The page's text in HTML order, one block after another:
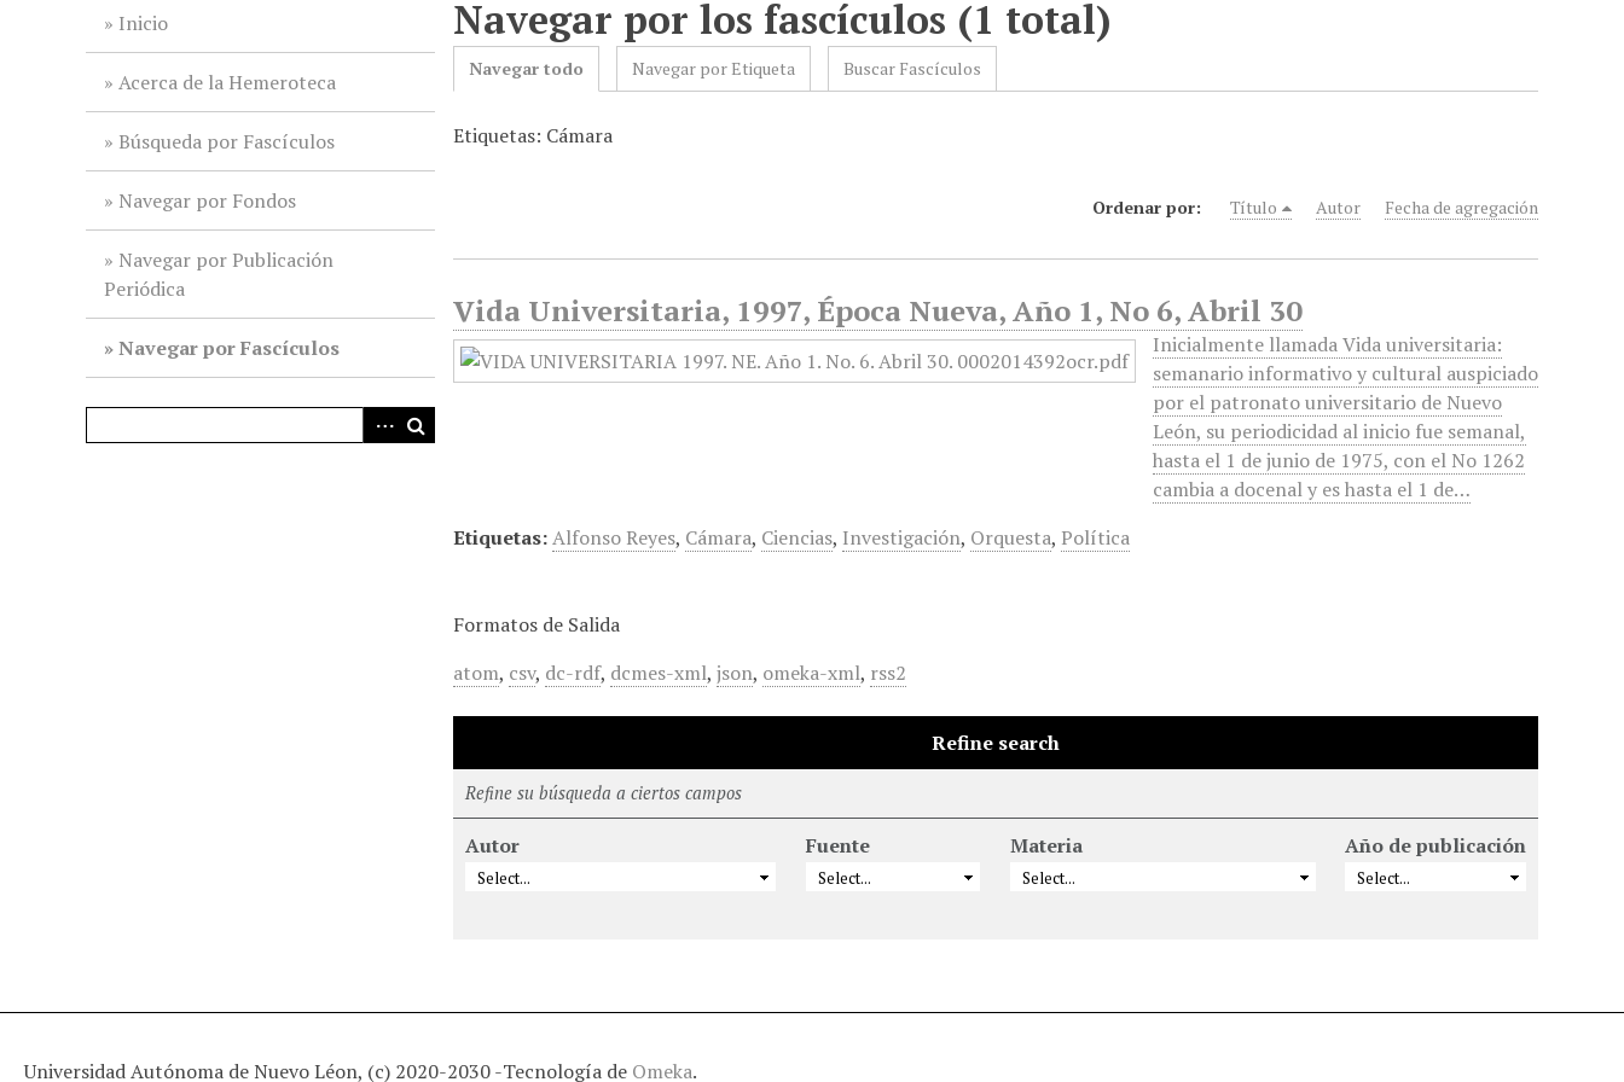
Inicio
Acerca de la Hemeroteca
Búsqueda por Fascículos
Navegar por Fondos
Navegar por Publicación
Periódica
Navegar por Fascículos
Navegar por los fascículos (1 total)
Navegar todo Navegar por Etiqueta Buscar Fascículos
Etiquetas: Cámara
Ordenar por: Título Autor Fecha de agregación
Vida Universitaria, 1997, Época Nueva, Año 1, No 6, Abril 30
Inicialmente llamada Vida universitaria:
semanario informativo y cultural auspiciado
por el patronato universitario de Nuevo
León, su periodicidad al inicio fue semanal,
hasta el 1 de junio de 1975, con el No 1262
cambia a docenal y es hasta el 1 de…
Etiquetas:Alfonso Reyes, Cámara, Ciencias, Investigación, Orquesta, Política
Formatos de Salida
atom, csv, dc-rdf, dcmes-xml,json, omeka-xml, rss2
Refine search
Refine su búsqueda a ciertos campos
Autor Fuente Materia Año de publicación
Universidad Autónoma de Nuevo Léon, (c) 2020-2030 -Tecnología de Omeka.